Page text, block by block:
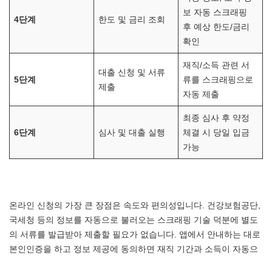
4단계 한도 및 금리 조회
보 자동 스크래핑
후 예상 한도/금리
확인
5단계
대출 신청 및 서류
제출
재직/소득 관련 서
류를 스크래핑으로
자동 제출
6단계 심사 및 대출 실행
최종 심사 후 약정
체결 시 당일 입금
가능
온라인 신청의 가장 큰 장점은 속도와 편의성입니다. 건강보험공단,
국세청 등의 정보를 자동으로 불러오는 스크래핑 기술 덕분에 별도
의 서류를 발급받아 제출할 필요가 없습니다. 앱에서 안내하는 대로
본인인증을 하고 정보 제공에 동의하면 재직 기간과 소득이 자동으